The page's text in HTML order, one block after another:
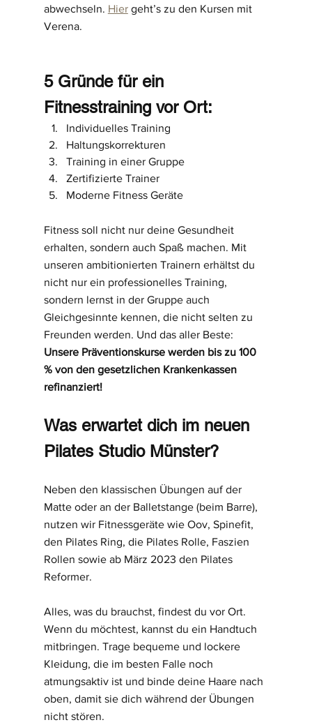
abwechseln. Hier geht’s zu den Kursen mit
Verena.
5 Gründe für ein
Fitnesstraining vor Ort:
Individuelles Training
Haltungskorrekturen
Training in einer Gruppe
Zertifizierte Trainer
Moderne Fitness Geräte
Fitness soll nicht nur deine Gesundheit
erhalten, sondern auch Spaß machen. Mit
unseren ambitionierten Trainern erhältst du
nicht nur ein professionelles Training,
sondern lernst in der Gruppe auch
Gleichgesinnte kennen, die nicht selten zu
Freunden werden. Und das aller Beste:
Unsere Präventionskurse werden bis zu 100
% von den gesetzlichen Krankenkassen
refinanziert!
Was erwartet dich im neuen
Pilates Studio Münster?
Neben den klassischen Übungen auf der
Matte oder an der Balletstange (beim Barre),
nutzen wir Fitnessgeräte wie Oov, Spinefit,
den Pilates Ring, die Pilates Rolle, Faszien
Rollen sowie ab März 2023 den Pilates
Reformer.
Alles, was du brauchst, findest du vor Ort.
Wenn du möchtest, kannst du ein Handtuch
mitbringen. Trage bequeme und lockere
Kleidung, die im besten Falle noch
atmungsaktiv ist und binde deine Haare nach
oben, damit sie dich während der Übungen
nicht stören.